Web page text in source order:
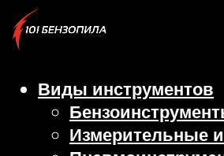
Виды инструментов
Измерительные